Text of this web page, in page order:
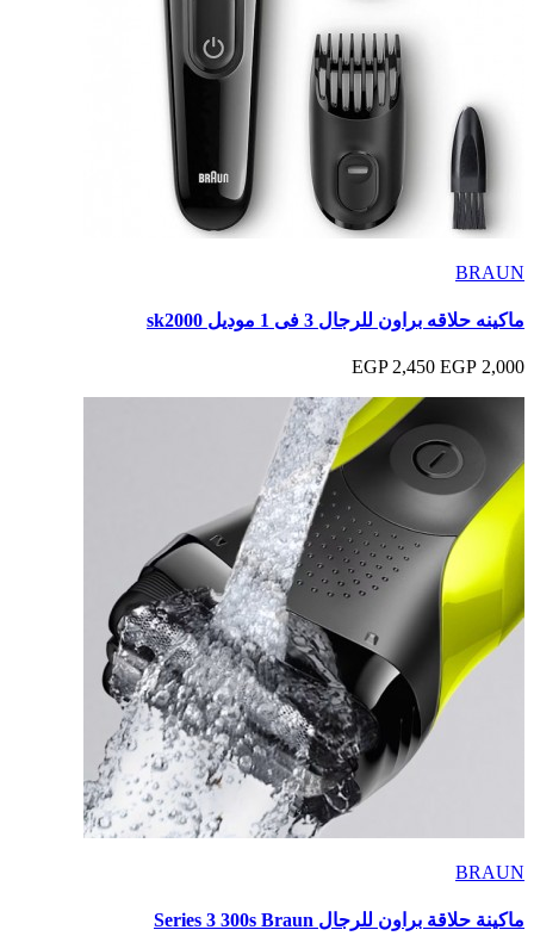
BRAUN
ماكينه حلاقه براون للرجال 3 فى 1 موديل sk2000
2,000 EGP
2,450 EGP
BRAUN
ماكينة حلاقة براون للرجال Series 3 300s Braun